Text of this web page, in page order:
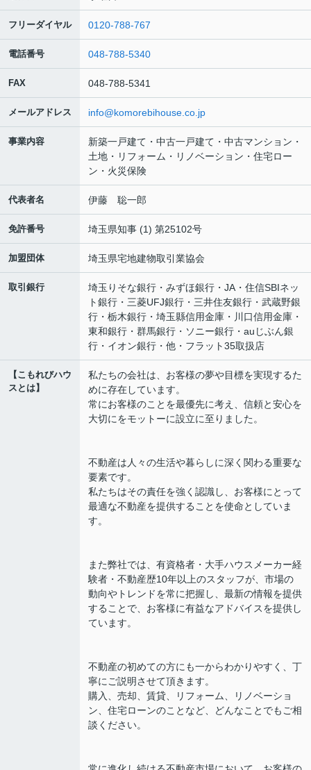
フリーダイヤル 0120-788-767
電話番号 048-788-5340
FAX 048-788-5341
メールアドレス info@komorebihouse.co.jp
事業内容
新築一戸建て・中古一戸建て・中古マンション・
土地・リフォーム・リノベーション・住宅ロー
ン・火災保険
代表者名 伊藤 聡一郎
免許番号 埼玉県知事 (1) 第25102号
加盟団体 埼玉県宅地建物取引業協会
取引銀行
埼玉りそな銀行・みずほ銀行・JA・住信SBIネッ
ト銀行・三菱UFJ銀行・三井住友銀行・武蔵野銀
行・栃木銀行・埼玉縣信用金庫・川口信用金庫・
東和銀行・群馬銀行・ソニー銀行・auじぶん銀
行・イオン銀行・他・フラット35取扱店
【こもれびハウ
スとは】
私たちの会社は、お客様の夢や目標を実現するた
めに存在しています。
常にお客様のことを最優先に考え、信頼と安心を
大切にをモットーに設立に至りました。
不動産は人々の生活や暮らしに深く関わる重要な
要素です。
私たちはその責任を強く認識し、お客様にとって
最適な不動産を提供することを使命としていま
す。
また弊社では、有資格者・大手ハウスメーカー経
験者・不動産歴10年以上のスタッフが、市場の
動向やトレンドを常に把握し、最新の情報を提供
することで、お客様に有益なアドバイスを提供し
ています。
不動産の初めての方にも一からわかりやすく、丁
寧にご説明させて頂きます。
購入、売却、賃貸、リフォーム、リノベーショ
ン、住宅ローンのことなど、どんなことでもご相
談ください。